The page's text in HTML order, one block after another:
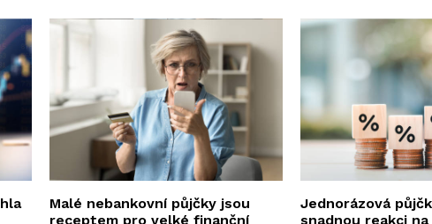
Malé nebankovní půjčky jsou
receptem pro velké finanční
Jednorázová
snadnou reakci na